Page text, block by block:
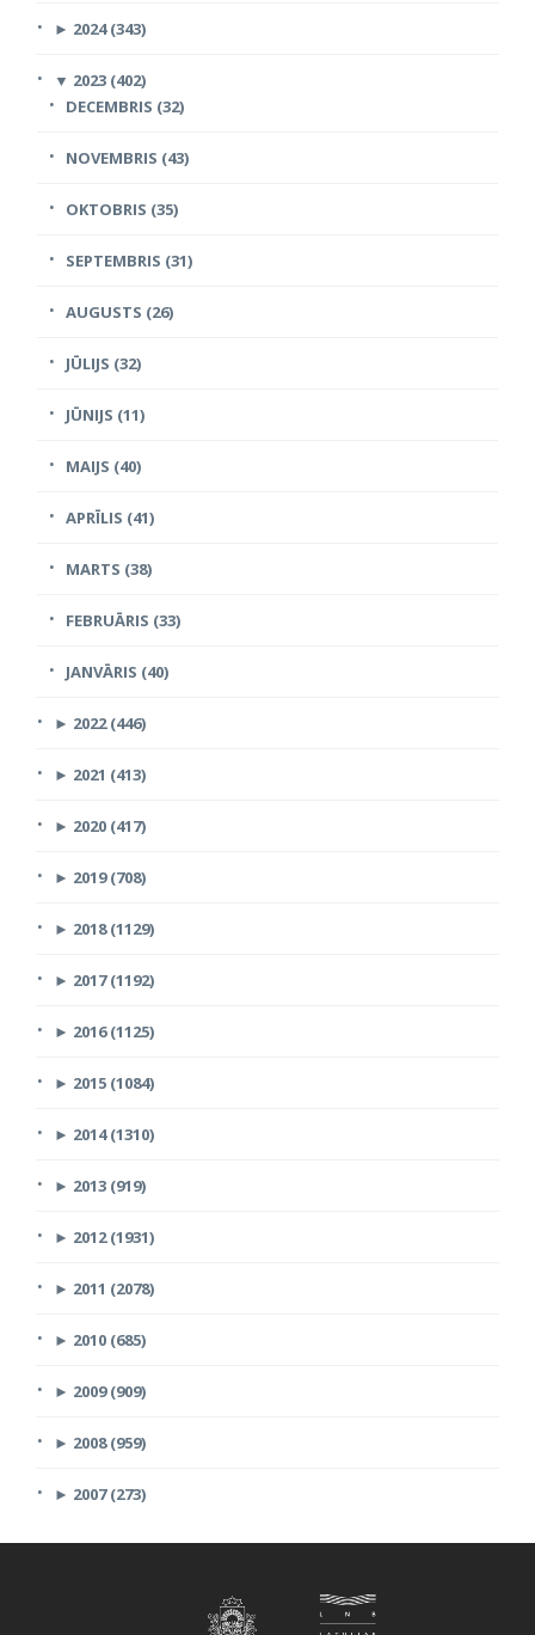
► 2024 (343)
▼ 2023 (402)
DECEMBRIS (32)
NOVEMBRIS (43)
OKTOBRIS (35)
SEPTEMBRIS (31)
AUGUSTS (26)
JŪLIJS (32)
JŪNIJS (11)
MAIJS (40)
APRĪLIS (41)
MARTS (38)
FEBRUĀRIS (33)
JANVĀRIS (40)
► 2022 (446)
► 2021 (413)
► 2020 (417)
► 2019 (708)
► 2018 (1129)
► 2017 (1192)
► 2016 (1125)
► 2015 (1084)
► 2014 (1310)
► 2013 (919)
► 2012 (1931)
► 2011 (2078)
► 2010 (685)
► 2009 (909)
► 2008 (959)
► 2007 (273)